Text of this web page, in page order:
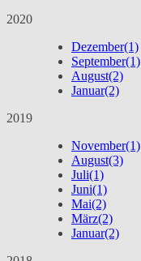
2020
Dezember(1)
September(1)
August(2)
Januar(2)
2019
November(1)
August(3)
Juli(1)
Juni(1)
Mai(2)
März(2)
Januar(2)